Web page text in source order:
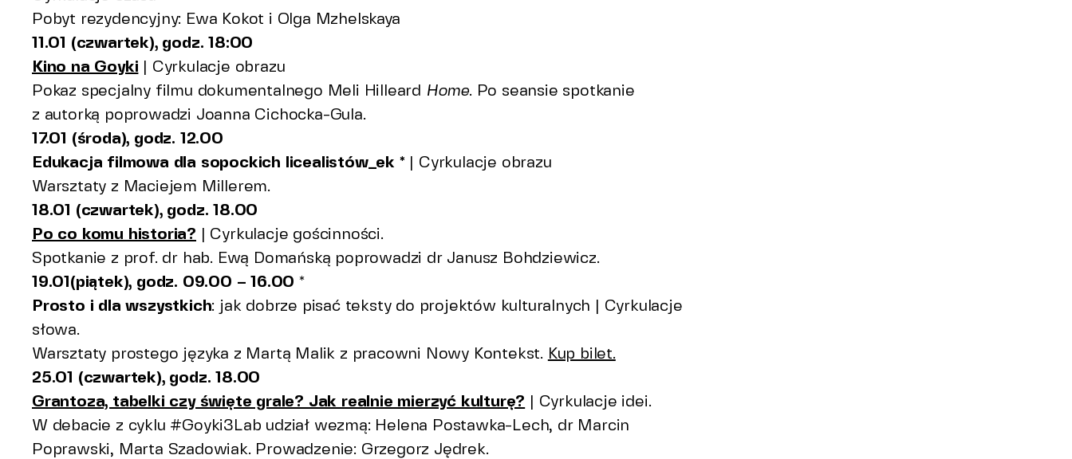
Pobyt rezydencyjny: Ewa Kokot i Olga Mzhelskaya
11.01 (czwartek), godz. 18:00
Kino na Goyki | Cyrkulacje obrazu
Pokaz specjalny filmu dokumentalnego Meli Hilleard Home. Po seansie spotkanie
z autorką poprowadzi Joanna Cichocka-Gula.
17.01 (środa), godz. 12.00
Edukacja filmowa dla sopockich licealistów_ek * | Cyrkulacje obrazu
Warsztaty z Maciejem Millerem.
18.01 (czwartek), godz. 18.00
Po co komu historia? | Cyrkulacje gościnności.
Spotkanie z prof. dr hab. Ewą Domańską poprowadzi dr Janusz Bohdziewicz.
19.01(piątek), godz. 09.00 – 16.00 *
Prosto i dla wszystkich: jak dobrze pisać teksty do projektów kulturalnych | Cyrkulacje
słowa.
Warsztaty prostego języka z Martą Malik z pracowni Nowy Kontekst. Kup bilet.
25.01 (czwartek), godz. 18.00
Grantoza, tabelki czy święte grale? Jak realnie mierzyć kulturę? | Cyrkulacje idei.
W debacie z cyklu #Goyki3Lab udział wezmą: Helena Postawka-Lech, dr Marcin
Poprawski, Marta Szadowiak. Prowadzenie: Grzegorz Jędrek.